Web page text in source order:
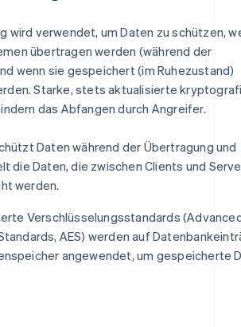
wird verwendet, um Daten zu schützen,
übertragen werden (während der
wenn sie gespeichert (im Ruhezustand)
Starke, stets aktualisierte
das Abfangen durch Angreifer.
Daten während der Übertragung und
die Daten, die zwischen Clients und
werden.
Verschlüsselungsstandards
AES) werden auf
angewendet, um gespeicherte